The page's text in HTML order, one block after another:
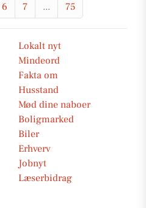
6 7 ... 75
Lokalt nyt
Mindeord
Fakta om
Husstand
Mød dine naboer
Boligmarked
Biler
Erhverv
Jobnyt
Læserbidrag